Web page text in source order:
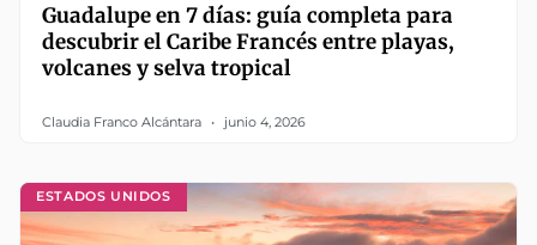
Guadalupe en 7 días: guía completa para
descubrir el Caribe Francés entre playas,
volcanes y selva tropical
Claudia Franco Alcántara junio 4, 2026
ESTADOS UNIDOS